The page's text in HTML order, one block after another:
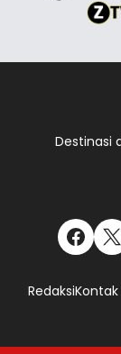
Destinasi
Redaksi